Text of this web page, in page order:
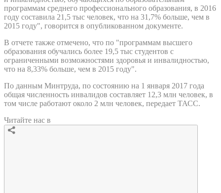
программам среднего профессионального образования, в 2016
году составила 21,5 тыс человек, что на 31,7% больше, чем в
2015 году", говорится в опубликованном документе.
В отчете также отмечено, что по "программам высшего
образования обучались более 19,5 тыс студентов с
ограниченными возможностями здоровья и инвалидностью,
что на 8,33% больше, чем в 2015 году".
По данным Минтруда, по состоянию на 1 января 2017 года
общая численность инвалидов составляет 12,3 млн человек, в
том числе работают около 2 млн человек, передает ТАСС.
Читайте нас в